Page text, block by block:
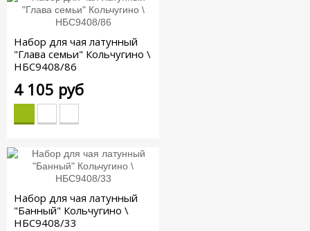
Набор для чая латунный
"Глава семьи" Кольчугино \
НБС9408/86
4 105 руб
Набор для чая латунный
"Банный" Кольчугино \
НБС9408/33